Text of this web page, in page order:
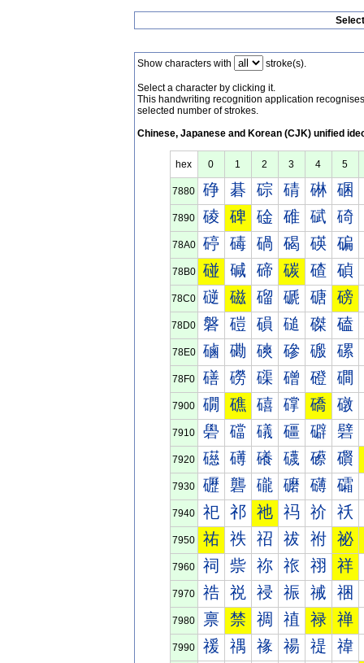
Show characters with stroke(s).
Select a character by clicking it.
This handwriting recognition application
selected number of strokes.
Chinese, Japanese and Korean (CJK) unified
hex 0 1 2 3 4 5
7880 碀 碁 碂 碃 碄 碅
7890 碐 碑 碒 碓 碔 碕
78A0 碠 碡 碢 碣 碤 碥
78B0 碰 碱 碲 碳 碴 碵
78C0 磀 磁 磂 磃 磄 磅
78D0 磐 磑 磒 磓 磔 磕
78E0 磠 磡 磢 磣 磤 磥
78F0 磰 磱 磲 磳 磴 磵
7900 礀 礁 礂 礃 礄 礅
7910 礐 礑 礒 礓 礔 礕
7920 礠 礡 礢 礣 礤 礥
7930 礰 礱 礲 礳 礴 礵
7940 祀 祁 祂 祃 祄 祅
7950 祐 祑 祒 祓 祔 祕
7960 祠 祡 祢 祣 祤 祥
7970 祰 祱 祲 祳 祴 祵
7980 禀 禁 禂 禃 禄 禅
7990 禐 禑 禒 禓 禔 禕